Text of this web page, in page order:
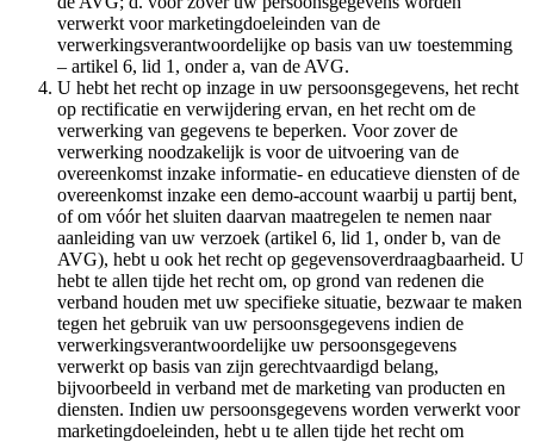
verwerkt voor marketingdoeleinden van de
verwerkingsverantwoordelijke op basis van uw toestemming
– artikel 6, lid 1, onder a, van de AVG.
U hebt het recht op inzage in uw persoonsgegevens, het recht
op rectificatie en verwijdering ervan, en het recht om de
verwerking van gegevens te beperken. Voor zover de
verwerking noodzakelijk is voor de uitvoering van de
overeenkomst inzake informatie- en educatieve diensten of de
overeenkomst inzake een demo-account waarbij u partij bent,
of om vóór het sluiten daarvan maatregelen te nemen naar
aanleiding van uw verzoek (artikel 6, lid 1, onder b, van de
AVG), hebt u ook het recht op gegevensoverdraagbaarheid. U
hebt te allen tijde het recht om, op grond van redenen die
verband houden met uw specifieke situatie, bezwaar te maken
tegen het gebruik van uw persoonsgegevens indien de
verwerkingsverantwoordelijke uw persoonsgegevens
verwerkt op basis van zijn gerechtvaardigd belang,
bijvoorbeeld in verband met de marketing van producten en
diensten. Indien uw persoonsgegevens worden verwerkt voor
marketingdoeleinden, hebt u te allen tijde het recht om